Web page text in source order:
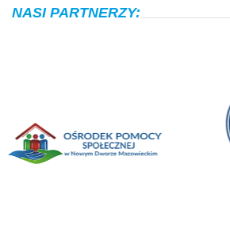
NASI PARTNERZY: